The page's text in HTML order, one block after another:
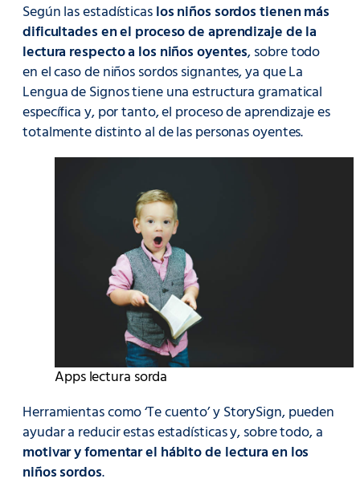
Según las estadísticaslos niños sordos tienen más
dificultades en el proceso de aprendizaje de la
lectura respecto a los niños oyentes, sobre todo
en el caso de niños sordos signantes, ya que La
Lengua de Signos tiene una estructura gramatical
específica y, por tanto, el proceso de aprendizaje es
totalmente distinto al de las personas oyentes.
Apps lectura sorda
Herramientas como ‘Te cuento’ y StorySign, pueden
ayudar a reducir estas estadísticas y, sobre todo, a
motivar y fomentar el hábito de lectura en los
niños sordos.